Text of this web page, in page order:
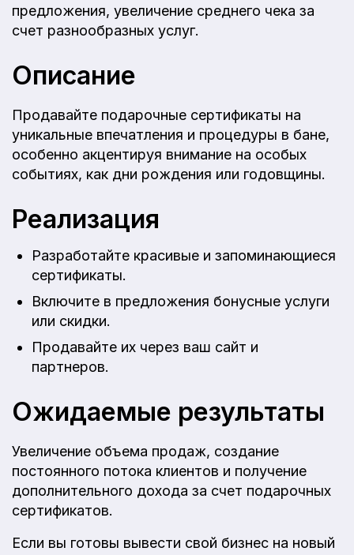
предложения, увеличение среднего чека за
счет разнообразных услуг.
Описание
Продавайте подарочные сертификаты на
уникальные впечатления и процедуры в бане,
особенно акцентируя внимание на особых
событиях, как дни рождения или годовщины.
Реализация
Разработайте красивые и запоминающиеся
сертификаты.
Включите в предложения бонусные услуги
или скидки.
Продавайте их через ваш сайт и
партнеров.
Ожидаемые результаты
Увеличение объема продаж, создание
постоянного потока клиентов и получение
дополнительного дохода за счет подарочных
сертификатов.
Если вы готовы вывести свой бизнес на новый